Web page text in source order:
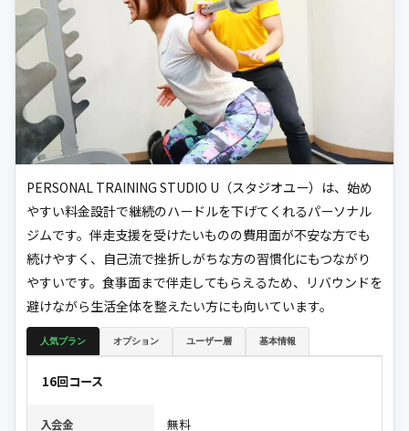
PERSONAL TRAINING STUDIO U（スタジオユー）は、始め
やすい料金設計で継続のハードルを下げてくれるパーソナル
ジムです。伴走支援を受けたいものの費用面が不安な方でも
続けやすく、自己流で挫折しがちな方の習慣化にもつながり
やすいです。食事面まで伴走してもらえるため、リバウンドを
避けながら生活全体を整えたい方にも向いています。
人気プラン オプション ユーザー層 基本情報
16回コース
入会金 無料